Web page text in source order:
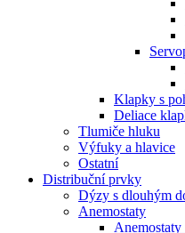
Klapky s
Deliace
Tlumiče hluku
Výfuky a hlavice
Ostatní
Distribuční prvky
Dýzy s dlouhým
Anemostaty